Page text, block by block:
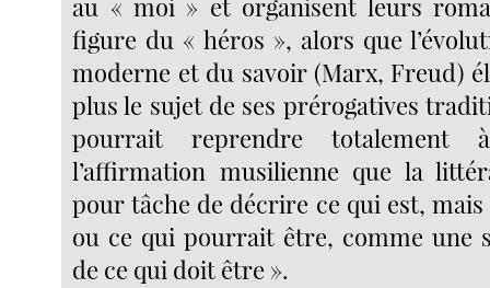
au « moi » et organisent leurs
figure du « héros », alors que
moderne et du savoir (Marx, Freud)
plus le sujet de ses prérogatives
pourrait reprendre totalement
l’affirmation musilienne que la
pour tâche de décrire ce qui est,
ou ce qui pourrait être, comme une
de ce qui doit être ».